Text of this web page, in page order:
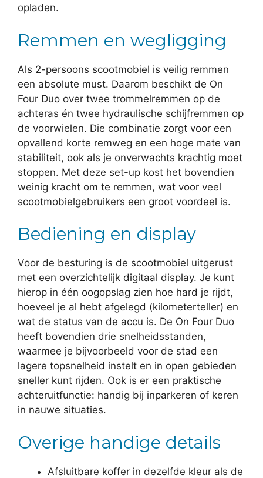
opladen.
Remmen en wegligging
Als 2-persoons scootmobiel is veilig remmen
een absolute must. Daarom beschikt de On
Four Duo over twee trommelremmen op de
achteras én twee hydraulische schijfremmen op
de voorwielen. Die combinatie zorgt voor een
opvallend korte remweg en een hoge mate van
stabiliteit, ook als je onverwachts krachtig moet
stoppen. Met deze set-up kost het bovendien
weinig kracht om te remmen, wat voor veel
scootmobielgebruikers een groot voordeel is.
Bediening en display
Voor de besturing is de scootmobiel uitgerust
met een overzichtelijk digitaal display. Je kunt
hierop in één oogopslag zien hoe hard je rijdt,
hoeveel je al hebt afgelegd (kilometerteller) en
wat de status van de accu is. De On Four Duo
heeft bovendien drie snelheidsstanden,
waarmee je bijvoorbeeld voor de stad een
lagere topsnelheid instelt en in open gebieden
sneller kunt rijden. Ook is er een praktische
achteruitfunctie: handig bij inparkeren of keren
in nauwe situaties.
Overige handige details
Afsluitbare koffer in dezelfde kleur als de